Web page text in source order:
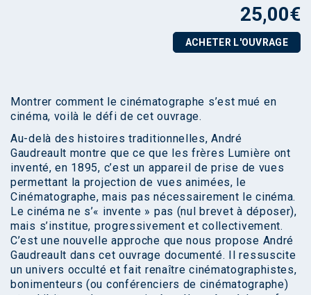
25,00€
ACHETER L'OUVRAGE
Montrer comment le cinématographe s’est mué en
cinéma, voilà le défi de cet ouvrage.
Au-delà des histoires traditionnelles, André
Gaudreault montre que ce que les frères Lumière ont
inventé, en 1895, c’est un appareil de prise de vues
permettant la projection de vues animées, le
Cinématographe, mais pas nécessairement le cinéma.
Le cinéma ne s’« invente » pas (nul brevet à déposer),
mais s’institue, progressivement et collectivement.
C’est une nouvelle approche que nous propose André
Gaudreault dans cet ouvrage documenté. Il ressuscite
un univers occulté et fait renaître cinématographistes,
bonimenteurs (ou conférenciers de cinématographe)